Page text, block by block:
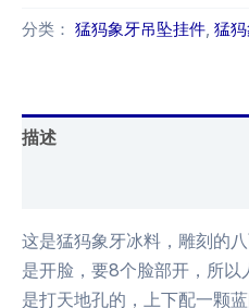
分类： 猛犸象牙吊坠挂件, 猛
描述
这是猛犸象牙冰料，雕刻的
是开脸，要8个脸部开，所
是打天地孔的，上下配一颗